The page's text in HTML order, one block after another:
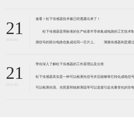
带有应变片的弹性体组成。弹性体通常由钢
21
2021-01
速看！松下传感器技术被已经透露出来了！
松下传感器是用标准的生产硅基半导体集成电路的工艺技术
测信号的部分电路也集成在同一芯片上。 薄膜传感器则是通过
器是利用相应材料的浆料，涂覆在陶瓷基片上
21
2021-01
带你深入了解松下传感器的工作原理以及分类
松下传感器其实是一种可以检测光信号并且能够将它转化成电信
可以检测光强、光照度和辐射测温等可以直接引起光量变化的非